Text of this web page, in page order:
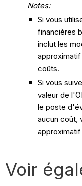
Notes:
Si vous
financières
inclut les
coûts.
Si vous
valeur de
le poste
aucun coût,
Voir